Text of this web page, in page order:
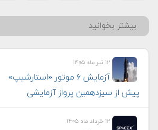
بیشتر بخوانید
۱۲ تیر ماه ۱۴۰۵
آزمایش ۶ موتور «استارشیپ»
پیش از سیزدهمین پرواز آزمایشی
۱۲ خرداد ماه ۱۴۰۵